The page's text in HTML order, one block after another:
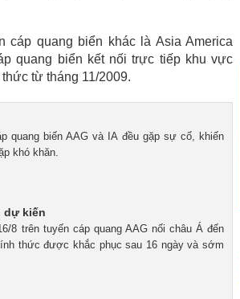
cáp quang biển khác là Asia America
quang biển kết nối trực tiếp khu vực
từ tháng 11/2009.
quang biến AAG và IA đều gặp sự cố, khiến
khó khăn.
dự kiến
8 trên tuyến cáp quang AAG nối châu Á đến
thức được khắc phục sau 16 ngày và sớm